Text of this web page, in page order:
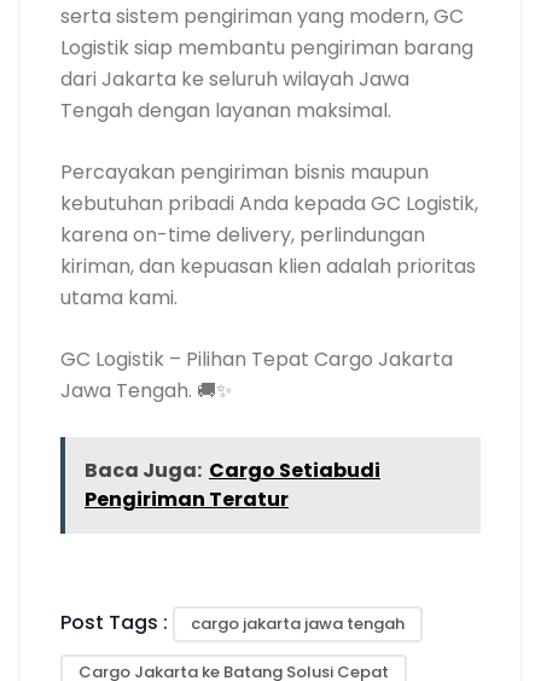
serta sistem pengiriman yang modern, GC
Logistik siap membantu pengiriman barang
dari Jakarta ke seluruh wilayah Jawa
Tengah dengan layanan maksimal.
Percayakan pengiriman bisnis maupun
kebutuhan pribadi Anda kepada GC Logistik,
karena on-time delivery, perlindungan
kiriman, dan kepuasan klien adalah prioritas
utama kami.
GC Logistik – Pilihan Tepat Cargo Jakarta
Jawa Tengah. 🚚✨
Baca Juga: Cargo Setiabudi
Pengiriman Teratur
Post Tags : cargo jakarta jawa tengah
Cargo Jakarta ke Batang Solusi Cepat